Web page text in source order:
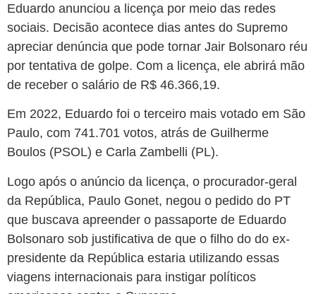
Eduardo anunciou a licença por meio das redes
sociais. Decisão acontece dias antes do Supremo
apreciar denúncia que pode tornar Jair Bolsonaro réu
por tentativa de golpe. Com a licença, ele abrirá mão
de receber o salário de R$ 46.366,19.
Em 2022, Eduardo foi o terceiro mais votado em São
Paulo, com 741.701 votos, atrás de Guilherme
Boulos (PSOL) e Carla Zambelli (PL).
Logo após o anúncio da licença, o procurador-geral
da República, Paulo Gonet, negou o pedido do PT
que buscava apreender o passaporte de Eduardo
Bolsonaro sob justificativa de que o filho do do ex-
presidente da República estaria utilizando essas
viagens internacionais para instigar políticos